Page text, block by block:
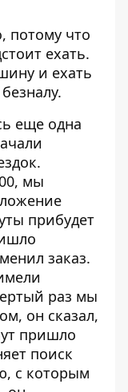
потому что
ехать.
и ехать
еще одна
мы
прибудет
заказ.
раз мы
он сказал,
пришло
поиск
с которым